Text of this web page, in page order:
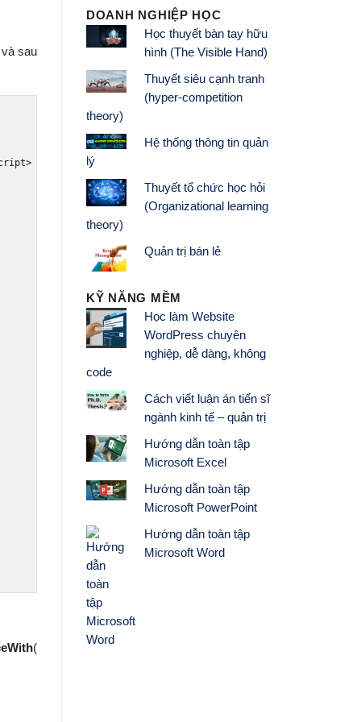
sau
(
DOANH NGHIỆP HỌC
Học thuyết bàn tay hữu
hình (The Visible Hand)
Thuyết siêu cạnh tranh
(hyper-competition
theory)
Hệ thống thông tin quản
lý
Thuyết tổ chức học hỏi
(Organizational learning
theory)
Quản trị bán lẻ
KỸ NĂNG MỀM
Học làm Website
WordPress chuyên
nghiệp, dễ dàng, không
code
Cách viết luận án tiến sĩ
ngành kinh tế – quản trị
Hướng dẫn toàn tập
Microsoft Excel
Hướng dẫn toàn tập
Microsoft PowerPoint
Hướng dẫn toàn tập
Microsoft Word